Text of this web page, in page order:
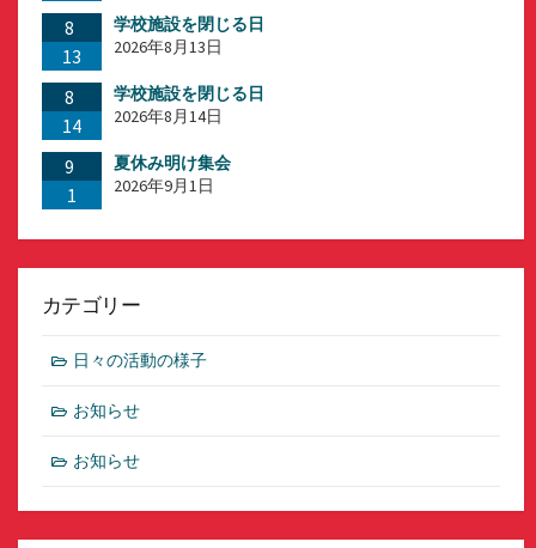
8
13
学校施設を閉じる日
2026年8月13日
8
14
学校施設を閉じる日
2026年8月14日
9
1
夏休み明け集会
2026年9月1日
カテゴリー
日々の活動の様子
お知らせ
お知らせ